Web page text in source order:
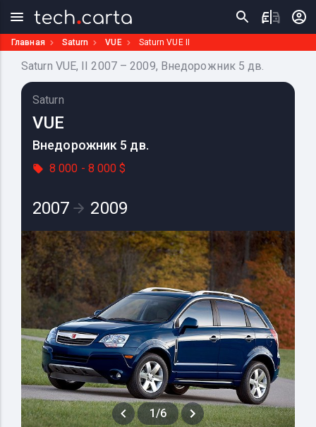
Главная Saturn VUE Saturn VUE II
Saturn VUE, II 2007 – 2009, Внедорожник 5 дв.
Saturn
VUE
Внедорожник 5 дв.
8 000 - 8 000 $
2007 2009
1/6